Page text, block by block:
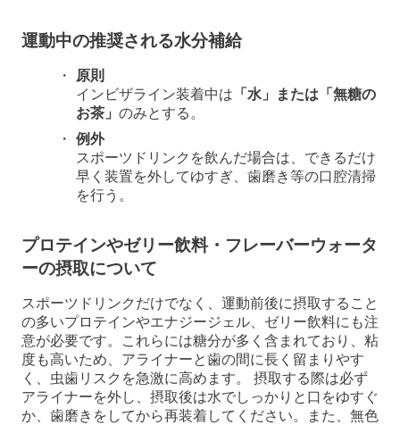
運動中の推奨される水分補給
原則
インビザライン装着中は 「水」または「無糖の
お茶」 のみとする。
例外
スポーツドリンクを飲んだ場合は、できるだけ
早く装置を外してゆすぎ、歯磨き等の口腔清掃
を行う。
プロテインやゼリー飲料・フレーバーウォータ
ーの摂取について
スポーツドリンクだけでなく、運動前後に摂取すること
の多いプロテインやエナジージェル、ゼリー飲料にも注
意が必要です。これらには糖分が多く含まれており、粘
度も高いため、アライナーと歯の間に長く留まりやす
く、虫歯リスクを急激に高めます。 摂取する際は必ず
アライナーを外し、摂取後は水でしっかりと口をゆすぐ
か、歯磨きをしてから再装着してください。また、無色